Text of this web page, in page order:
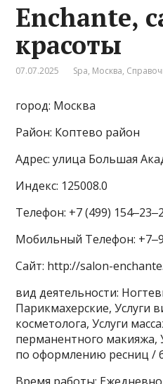
Enchante,
красоты
07.07.2025 Spa, Москва,
город: Москва
Район: Коптево район
Адрес: улица Большая
Индекс: 125008.0
Телефон: +7 (499)
Мобильный Телефон:
Сайт: http://salon-
вид деятельности:
Парикмахерские, Услуги
косметолога, Услуги
перманентного макияжа,
по оформлению ресниц /